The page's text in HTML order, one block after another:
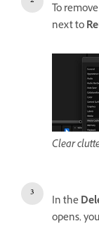
To
next to
Clear
In the
opens,